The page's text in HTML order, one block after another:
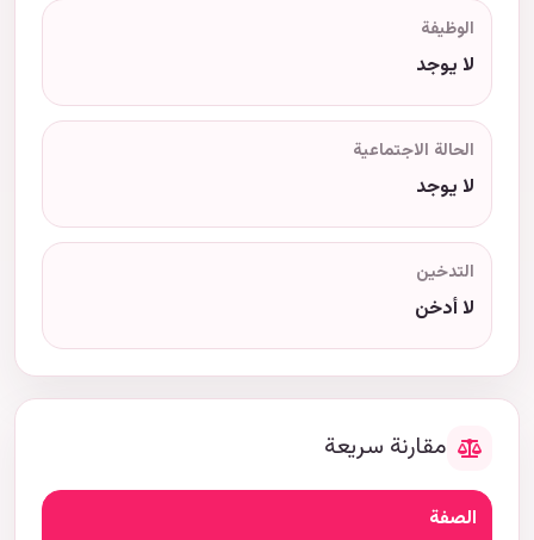
الوظيفة
لا يوجد
الحالة الاجتماعية
لا يوجد
التدخين
لا أدخن
مقارنة سريعة
الصفة